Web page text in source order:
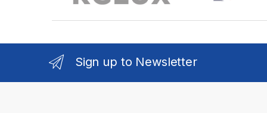
Sign up to Newsletter